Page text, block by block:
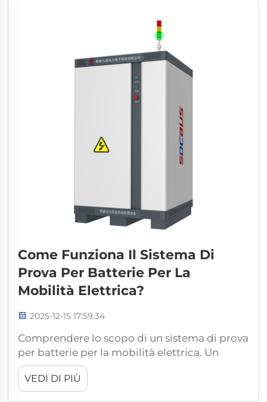
Come Funziona Il Sistema Di
Prova Per Batterie Per La
Mobilità Elettrica?
2025-12-15 17:59:34
Comprendere lo scopo di un sistema di prova
per batterie per la mobilità elettrica. Un
sistema di prova per batterie per la mobilità
elettrica è una piattaforma specializzata
progettata per valutare le prestazioni degli
VEDI DI PIÙ